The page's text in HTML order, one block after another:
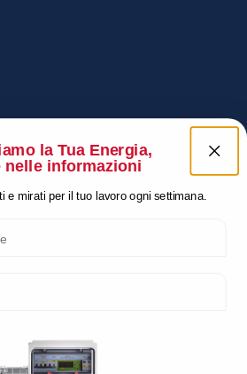
la Tua Energia,
nelle informazioni
e mirati per il tuo lavoro ogni settimana.